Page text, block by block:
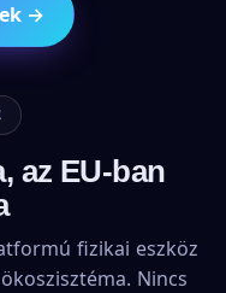
→
az EU-ban
fizikai eszköz
Nincs